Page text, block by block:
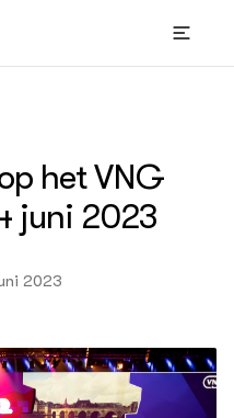
het VNG
juni 2023
2023